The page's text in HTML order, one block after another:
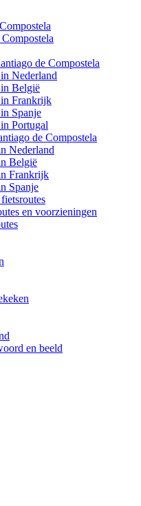
de Compostela
Nederland
België
Frankrijk
Spanje
Portugal
de Compostela
Nederland
België
Frankrijk
Spanje
en voorzieningen
en beeld